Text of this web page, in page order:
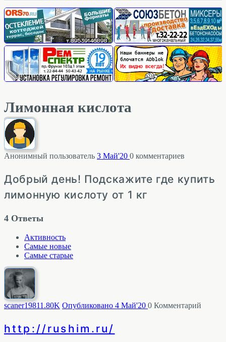
Лимонная кислота
Анонимный пользователь 3 Май'20 0 комментариев
Добрый день! Подскажите где купить
лимонную кислоту от 1 кг
4 Ответы
Активность
Самые новые
Самые старые
scaner19811.80K Опубликовано 4 Май'20 0 Комментарий
http://rushim.ru/